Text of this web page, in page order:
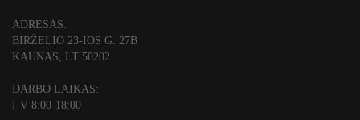
ADRESAS:
BIRŽELIO 23-IOS G. 27B
KAUNAS, LT 50202
DARBO LAIKAS:
I-V 8:00-18:00